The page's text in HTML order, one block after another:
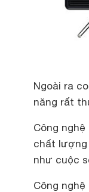
Ngoài ra
năng rất
Công
chất lượng
như cuộc
Công